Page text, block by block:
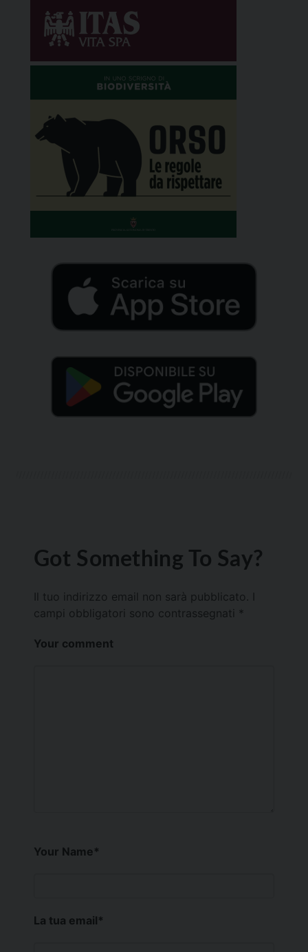
Got Something To Say?
Il tuo indirizzo email non sarà pubblicato.
campi obbligatori sono contrassegnati *
Your comment
Your Name*
La tua email*